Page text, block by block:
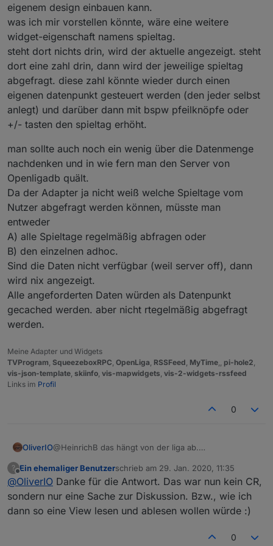
eigenem design einbauen kann.
was ich mir vorstellen könnte, wäre eine weitere
widget-eigenschaft namens spieltag.
steht dort nichts drin, wird der aktuelle angezeigt. steht
dort eine zahl drin, dann wird der jeweilige spieltag
abgefragt. diese zahl könnte wieder durch einen
eigenen datenpunkt gesteuert werden (den jeder selbst
anlegt) und darüber dann mit bspw pfeilknöpfe oder
+/- tasten den spieltag erhöht.
man sollte auch noch ein wenig über die Datenmenge
nachdenken und in wie fern man den Server von
Openligadb quält.
Da der Adapter ja nicht weiß welche Spieltage vom
Nutzer abgefragt werden können, müsste man
entweder
A) alle Spieltage regelmäßig abfragen oder
B) den einzelnen adhoc.
Sind die Daten nicht verfügbar (weil server off), dann
wird nix angezeigt.
Alle angeforderten Daten würden als Datenpunkt
gecached werden. aber nicht rtegelmäßig abgefragt
werden.
Meine Adapter und Widgets
TVProgram SqueezeboxRPC OpenLiga RSSFeed MyTime pi-hole2
vis-json-template skiinfo vis-mapwidgets vis-2-widgets-rssfeed
Links im Profil
0
OliverIO@HeinrichB das hängt von der liga ab.
abfragen.
wenn man bei der api parameter weglässt, dann
kommt der aktuelle spieltag, der zu einem bestimmten
zeitpunkt von openligadb dann umgeschaltet wird.
hier die Formulierung
Der aktuelle Spieltag wird jeweils zur Hälfte der Zeit
zwischen dem letzten Spiel des letzten Spieltages und
dem ersten Spiel des nächsten Spieltages erhöht.
ich könnte das widget auch noch anpassen für
beliebige spieltage. möchte das aber so offen
gestalten wie möglich, so dass jeder seine eigene
was ich mir vorstellen könnte, wäre eine weitere
man sollte auch noch ein wenig über die Datenmenge
?
Offline
Ein ehemaliger Benutzerschrieb am 29. Jan. 2020, 11:35
zuletzt editiert von
@OliverIO Danke für die Antwort. Das war nun kein CR,
sondern nur eine Sache zur Diskussion. Bzw., wie ich
dann so eine View lesen und ablesen wollen würde :)
0